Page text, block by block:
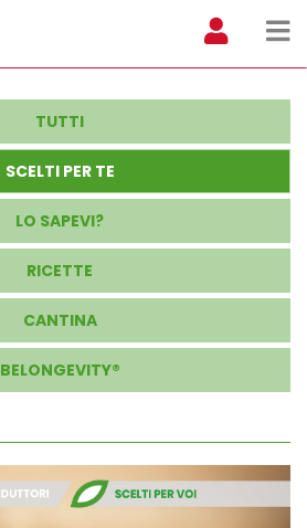
TUTTI
SCELTI PER TE
LO SAPEVI?
RICETTE
CANTINA
BELONGEVITY®